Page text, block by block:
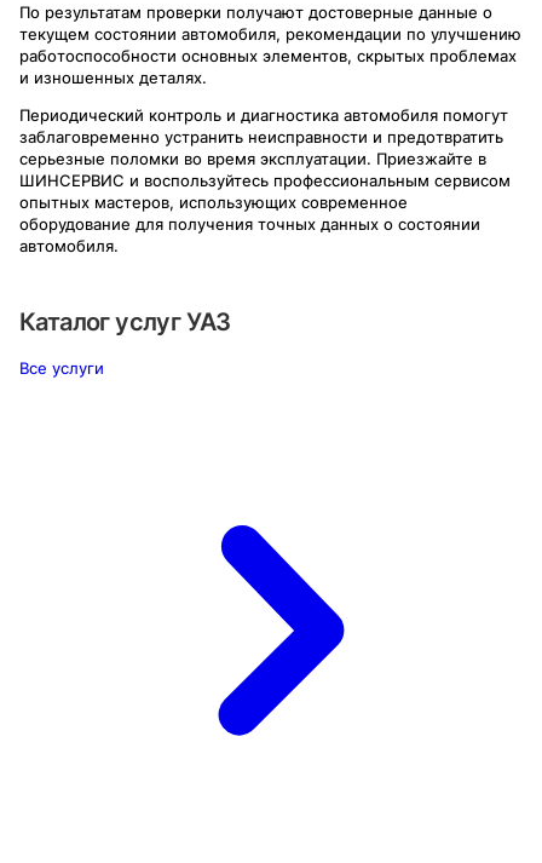
По результатам проверки получают достоверные данные о
текущем состоянии автомобиля, рекомендации по улучшению
работоспособности основных элементов, скрытых проблемах
и изношенных деталях.
Периодический контроль и диагностика автомобиля помогут
заблаговременно устранить неисправности и предотвратить
серьезные поломки во время эксплуатации. Приезжайте в
ШИНСЕРВИС и воспользуйтесь профессиональным сервисом
опытных мастеров, использующих современное
оборудование для получения точных данных о состоянии
автомобиля.
Каталог услугУАЗ
Все услуги